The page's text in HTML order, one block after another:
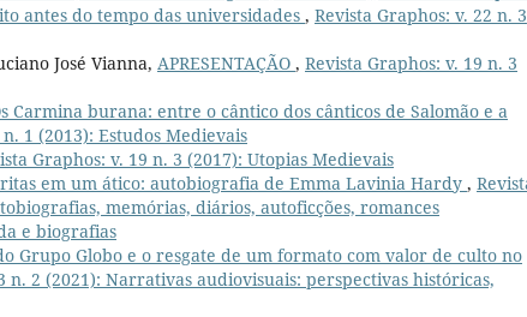
antes do tempo das universidades , Revista Graphos: v. 22 n. 3
José Vianna, APRESENTAÇÃO , Revista Graphos: v. 19 n. 3
Carmina burana: entre o cântico dos cânticos de Salomão e a
1 (2013): Estudos Medievais
Graphos: v. 19 n. 3 (2017): Utopias Medievais
em um ático: autobiografia de Emma Lavinia Hardy ,
memórias, diários, autoficções, romances
e biografias
Grupo Globo e o resgate de um formato com valor de culto no
n. 2 (2021): Narrativas audiovisuais: perspectivas históricas,